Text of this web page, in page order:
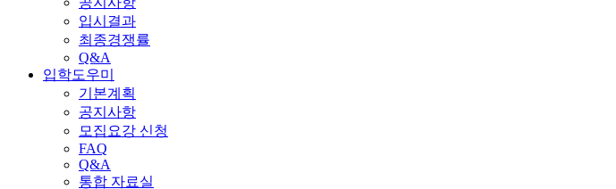
입시결과
최종경쟁률
Q&A
입학도우미
기본계획
공지사항
모집요강 신청
FAQ
Q&A
통합 자료실